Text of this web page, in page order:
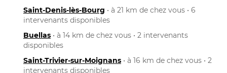
Saint-Denis-lès-Bourg • à 21 km de chez vous • 6
intervenants disponibles
Buellas • à 14 km de chez vous • 2 intervenants
disponibles
Saint-Trivier-sur-Moignans • à 16 km de chez vous • 2
intervenants disponibles